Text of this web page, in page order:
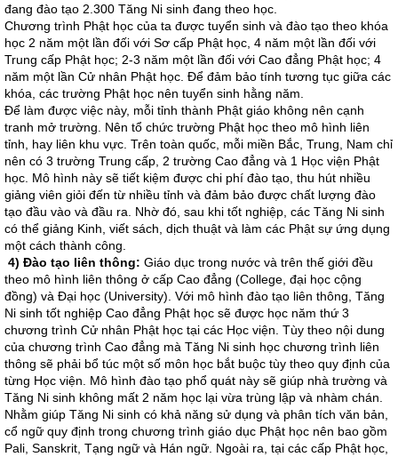
đang đào tạo 2.300 Tăng Ni sinh đang theo học.
Chương trình Phật học của ta được tuyển sinh và đào tạo theo khóa
học 2 năm một lần đối với Sơ cấp Phật học, 4 năm một lần đối với
Trung cấp Phật học; 2-3 năm một lần đối với Cao đẳng Phật học; 4
năm một lần Cử nhân Phật học. Để đảm bảo tính tương tục giữa các
khóa, các trường Phật học nên tuyển sinh hằng năm.
Để làm được việc này, mỗi tỉnh thành Phật giáo không nên cạnh
tranh mở trường. Nên tổ chức trường Phật học theo mô hình liên
tỉnh, hay liên khu vực. Trên toàn quốc, mỗi miền Bắc, Trung, Nam chỉ
nên có 3 trường Trung cấp, 2 trường Cao đẳng và 1 Học viện Phật
học. Mô hình này sẽ tiết kiệm được chi phí đào tạo, thu hút nhiều
giảng viên giỏi đến từ nhiều tỉnh và đảm bảo được chất lượng đào
tạo đầu vào và đầu ra. Nhờ đó, sau khi tốt nghiệp, các Tăng Ni sinh
có thể giảng Kinh, viết sách, dịch thuật và làm các Phật sự ứng dụng
một cách thành công.
4) Đào tạo liên thông: Giáo dục trong nước và trên thế giới đều
theo mô hình liên thông ở cấp Cao đẳng (College, đại học cộng
đồng) và Đại học (University). Với mô hình đào tạo liên thông, Tăng
Ni sinh tốt nghiệp Cao đẳng Phật học sẽ được học năm thứ 3
chương trình Cử nhân Phật học tại các Học viện. Tùy theo nội dung
của chương trình Cao đẳng mà Tăng Ni sinh học chương trình liên
thông sẽ phải bổ túc một số môn học bắt buộc tùy theo quy định của
từng Học viện. Mô hình đào tạo phổ quát này sẽ giúp nhà trường và
Tăng Ni sinh không mất 2 năm học lại vừa trùng lập và nhàm chán.
Nhằm giúp Tăng Ni sinh có khả năng sử dụng và phân tích văn bản,
cổ ngữ quy định trong chương trình giáo dục Phật học nên bao gồm
Pali, Sanskrit, Tạng ngữ và Hán ngữ. Ngoài ra, tại các cấp Phật học,